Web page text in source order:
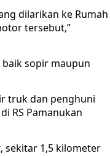
dilarikan ke Rumah
tersebut,”
sopir maupun
truk dan penghuni
RS Pamanukan
sekitar 1,5 kilometer